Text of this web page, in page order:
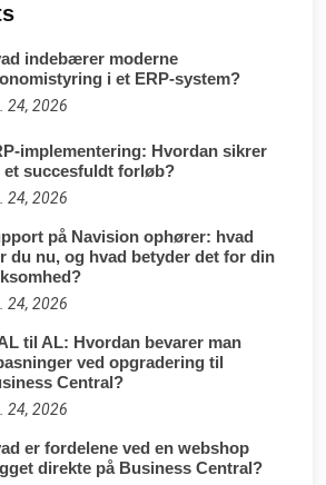
indebærer moderne
i et ERP-system?
24, 2026
implementering: Hvordan sikrer
et succesfuldt forløb?
24, 2026
på Navision ophører: hvad
du nu, og hvad betyder det for din
24, 2026
til AL: Hvordan bevarer man
ved opgradering til
Central?
24, 2026
er fordelene ved en webshop
direkte på Business Central?